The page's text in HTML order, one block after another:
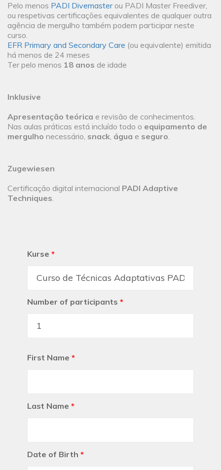
Pelo menos PADI Divemasterou PADI Master Freediver,
ou respetivas certificações equivalentes de qualquer outra
agência de mergulho também podem participar neste
curso.
EFR Primary and Secondary Care (ou equivalente) emitida
há menos de 24 meses
Ter pelo menos 18 anos de idade
Inklusive
Apresentação teórica e revisão de conhecimentos.
Nas aulas práticas está incluído todo o equipamento de
mergulho necessário, snack, água e seguro.
Zugewiesen
Certificação digital internacional PADI Adaptive
Techniques.
Kurse *
Number of participants *
First Name *
Last Name *
Date of Birth *